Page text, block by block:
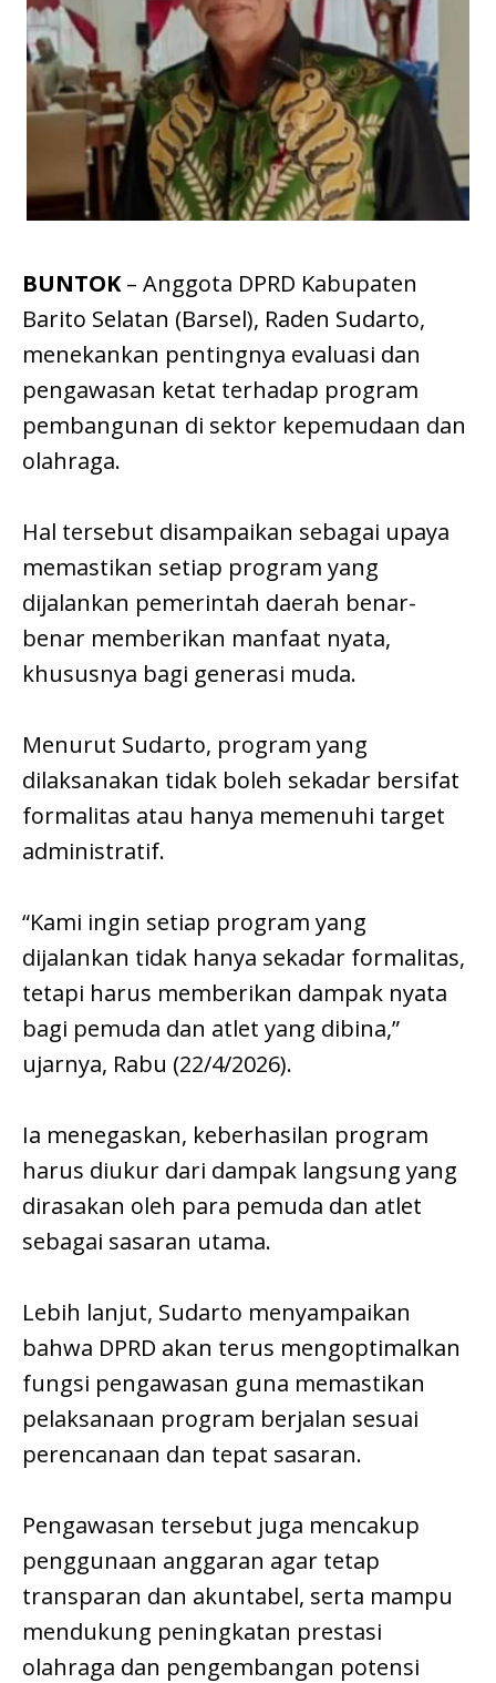
BUNTOK– Anggota DPRD Kabupaten
Barito Selatan (Barsel), Raden Sudarto,
menekankan pentingnya evaluasi dan
pengawasan ketat terhadap program
pembangunan di sektor kepemudaan dan
olahraga.
Hal tersebut disampaikan sebagai upaya
memastikan setiap program yang
dijalankan pemerintah daerah benar-
benar memberikan manfaat nyata,
khususnya bagi generasi muda.
Menurut Sudarto, program yang
dilaksanakan tidak boleh sekadar bersifat
formalitas atau hanya memenuhi target
administratif.
“Kami ingin setiap program yang
dijalankan tidak hanya sekadar formalitas,
tetapi harus memberikan dampak nyata
bagi pemuda dan atlet yang dibina,”
ujarnya, Rabu (22/4/2026).
Ia menegaskan, keberhasilan program
harus diukur dari dampak langsung yang
dirasakan oleh para pemuda dan atlet
sebagai sasaran utama.
Lebih lanjut, Sudarto menyampaikan
bahwa DPRD akan terus mengoptimalkan
fungsi pengawasan guna memastikan
pelaksanaan program berjalan sesuai
perencanaan dan tepat sasaran.
Pengawasan tersebut juga mencakup
penggunaan anggaran agar tetap
transparan dan akuntabel, serta mampu
mendukung peningkatan prestasi
olahraga dan pengembangan potensi